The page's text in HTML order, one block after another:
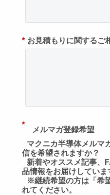
* お見積もりに関するご
*
メルマガ登録希望
マクニカ半導体メルマ
信を希望されますか？
新着やオススメ記事、
品情報をお届けしていま
※継続希望の方は「希
れてください。